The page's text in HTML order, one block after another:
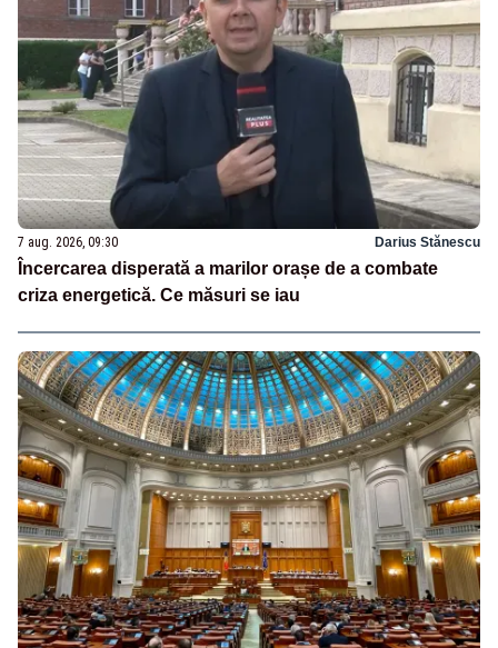
7 aug. 2026, 09:30 Darius Stănescu
Încercarea disperată a marilor orașe de a combate
criza energetică. Ce măsuri se iau